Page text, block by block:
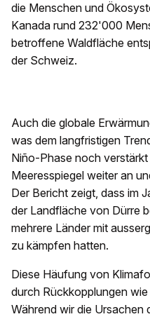
die Menschen und
Kanada rund 232'000
betroffene Waldfläche
der Schweiz.
Auch die globale
was dem langfristigen
Niño-Phase noch
Meeresspiegel weiter an
Der Bericht zeigt, dass im
der Landfläche von Dürre
mehrere Länder mit
zu kämpfen hatten.
Diese Häufung von
durch Rückkopplungen
Während wir die Ursachen